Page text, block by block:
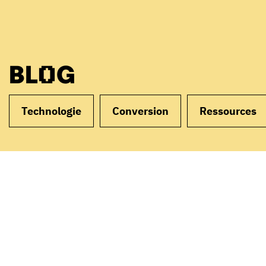
BLOG
Technologie Conversion Ressources